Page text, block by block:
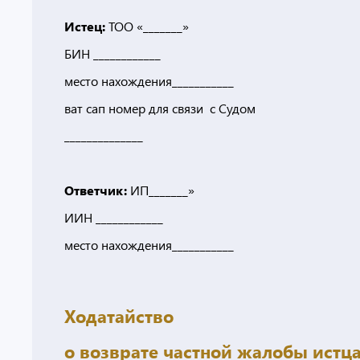
Истец:ТОО «_______»
БИН ____________
место нахождения___________
ват сап номер для связи с Судом
Ответчик: ИП_______»
ИИН ____________
место нахождения___________
Ходатайство
о возврате частной жалобы